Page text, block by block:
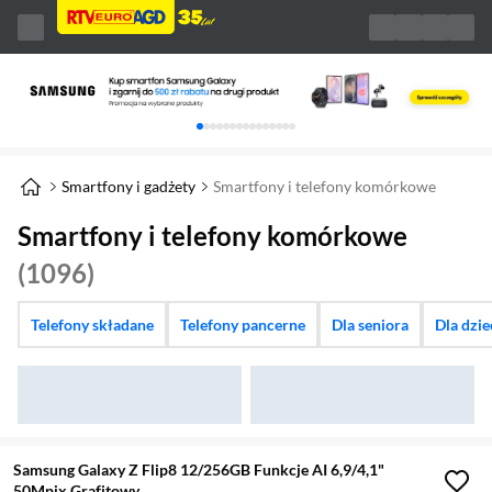
Karuzela z banerami, aktualny element 1 z
Smartfony i gadżety Smartfony i telefony komórkowe
Smartfony i telefony komórkowe
(1096)
Telefony składane Telefony pancerne Dla seniora Dla
Samsung Galaxy Z Flip8 12/256GB Funkcje AI 6,9/4,1"